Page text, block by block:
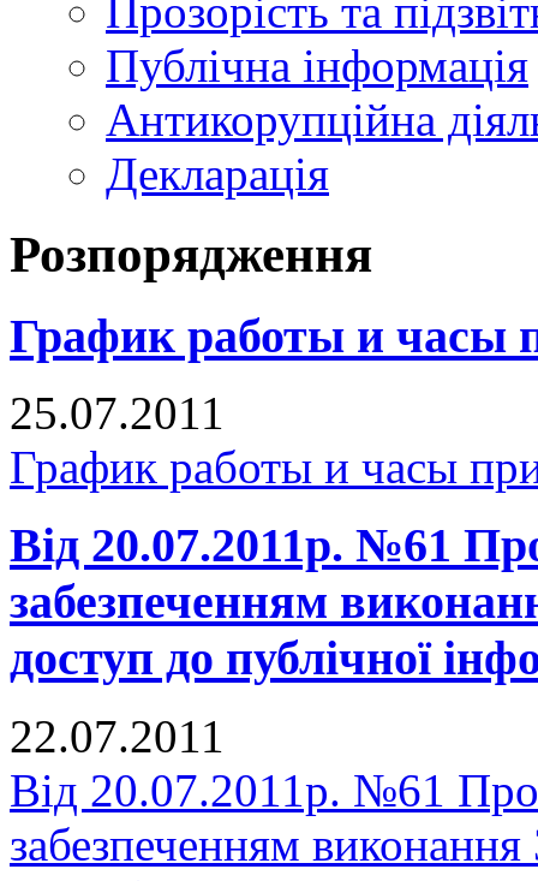
Прозорість та
Публічна інформація
Антикорупційна
Декларація
Розпорядження
График работы и часы
25.07.2011
График работы и часы
Від 20.07.2011р. №61
забезпеченням
доступ до публічної
22.07.2011
Від 20.07.2011р. №61 Про
забезпеченням